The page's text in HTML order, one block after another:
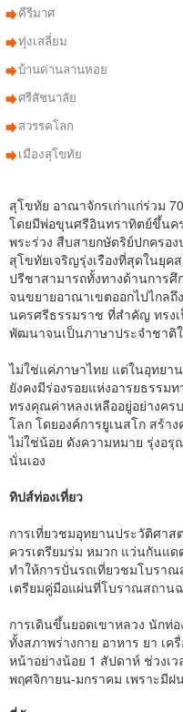
คีรีมาศ
ทุ่งเสลี่ยม
บ้านด่านลานหอย
ศรีสัชนาลัย
สวรรคโลก
เมืองสุโขทัย
สุโขทัย อาณาจักรเก่าแก่ร่วม
โดยมีพ่อขุนศรีอินทราทิตย์ขึ้นค
พระร่วง สืบสายกษัตริย์ปกครอ
สุโขทัยเจริญรุ่งเรืองที่สุดในยุ
ปรีชาสามารถทั้งทางด้านการศึ
จนขยายอาณาเขตออกไปไกลถึ
นครศรีธรรมราช ที่สำคัญ ทรง
พัฒนาจนเป็นภาษาประจำชาติ
ไม่ใช่แค่ภาษาไทย แต่ในอุทย
ยังคงมีร่องรอยแห่งอารยธรรม
ทรงคุณค่าหลงเหลืออยู่อย่างคร
โลก โดยองค์การยูเนสโก สร้า
ไม่ใช่น้อย ดังความหมาย รุ่งอ
นั่นเอง
ทิปส์ท่องเที่ยว
การเที่ยวชมอุทยานประวัติศาส
ควรเตรียมร่ม หมวก แว่นกันแ
ทำให้การปั่นรถเที่ยวชมโบรา
เตรียมคู่มือแผ่นที่โบราณสถาน
การเดินขึ้นยอดเขาหลวง นักท่
ทั้งสภาพร่างกาย อาหาร ยา เ
หน้าอย่างน้อย 1 สัปดาห์ ช่วงเ
พฤศจิกายน-มกราคม เพราะมี